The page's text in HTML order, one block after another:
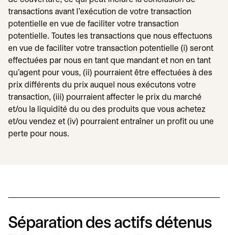
transactions avant l'exécution de votre transaction
potentielle en vue de faciliter votre transaction
potentielle. Toutes les transactions que nous effectuons
en vue de faciliter votre transaction potentielle (i) seront
effectuées par nous en tant que mandant et non en tant
qu'agent pour vous, (ii) pourraient être effectuées à des
prix différents du prix auquel nous exécutons votre
transaction, (iii) pourraient affecter le prix du marché
et/ou la liquidité du ou des produits que vous achetez
et/ou vendez et (iv) pourraient entraîner un profit ou une
perte pour nous.
Séparation des actifs détenus